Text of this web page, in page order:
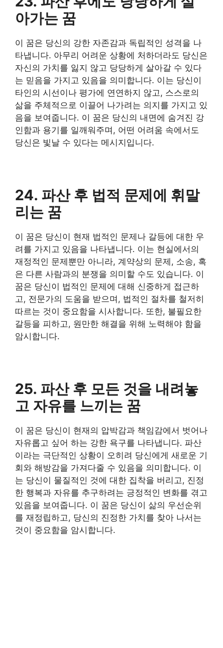
아가는 꿈
이 꿈은 당신의 강한 자존감과 독립적인 성격을 나
타냅니다. 아무리 어려운 상황에 처하더라도 당신은
자신의 가치를 잃지 않고 당당하게 살아갈 수 있다
는 믿음을 가지고 있음을 의미합니다. 이는 당신이
타인의 시선이나 평가에 연연하지 않고, 스스로의
삶을 주체적으로 이끌어 나가려는 의지를 가지고 있
음을 보여줍니다. 이 꿈은 당신의 내면에 숨겨진 강
인함과 용기를 일깨워주며, 어떤 어려움 속에서도
당신은 빛날 수 있다는 메시지입니다.
24. 파산 후 법적 문제에 휘말
리는 꿈
이 꿈은 당신이 현재 법적인 문제나 갈등에 대한 우
려를 가지고 있음을 나타냅니다. 이는 현실에서의
재정적인 문제뿐만 아니라, 계약상의 문제, 소송, 혹
은 다른 사람과의 분쟁을 의미할 수도 있습니다. 이
꿈은 당신이 법적인 문제에 대해 신중하게 접근하
고, 전문가의 도움을 받으며, 법적인 절차를 철저히
따르는 것이 중요함을 시사합니다. 또한, 불필요한
갈등을 피하고, 원만한 해결을 위해 노력해야 함을
암시합니다.
25. 파산 후 모든 것을 내려놓
고 자유를 느끼는 꿈
이 꿈은 당신이 현재의 압박감과 책임감에서 벗어나
자유롭고 싶어 하는 강한 욕구를 나타냅니다. 파산
이라는 극단적인 상황이 오히려 당신에게 새로운 기
회와 해방감을 가져다줄 수 있음을 의미합니다. 이
는 당신이 물질적인 것에 대한 집착을 버리고, 진정
한 행복과 자유를 추구하려는 긍정적인 변화를 겪고
있음을 보여줍니다. 이 꿈은 당신이 삶의 우선순위
를 재정립하고, 당신의 진정한 가치를 찾아 나서는
것이 중요함을 암시합니다.